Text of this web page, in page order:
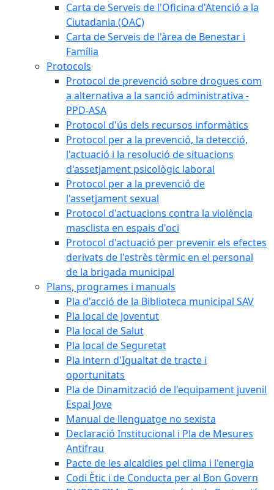
Carta de Serveis de l'Oficina d'Atenció a la
Ciutadania (OAC)
Carta de Serveis de l'àrea de Benestar i
Família
Protocols
Protocol de prevenció sobre drogues com
a alternativa a la sanció administrativa -
PPD-ASA
Protocol d'ús dels recursos informàtics
Protocol per a la prevenció, la detecció,
l'actuació i la resolució de situacions
d'assetjament psicològic laboral
Protocol per a la prevenció de
l'assetjament sexual
Protocol d'actuacions contra la violència
masclista en espais d'oci
Protocol d'actuació per prevenir els efectes
derivats de l'estrès tèrmic en el personal
de la brigada municipal
Plans, programes i manuals
Pla d'acció de la Biblioteca municipal SAV
Pla local de Joventut
Pla local de Salut
Pla local de Seguretat
Pla intern d'Igualtat de tracte i
oportunitats
Pla de Dinamització de l'equipament juvenil
Espai Jove
Manual de llenguatge no sexista
Declaració Institucional i Pla de Mesures
Antifrau
Pacte de les alcaldies pel clima i l'energia
Codi Ètic i de Conducta per al Bon Govern